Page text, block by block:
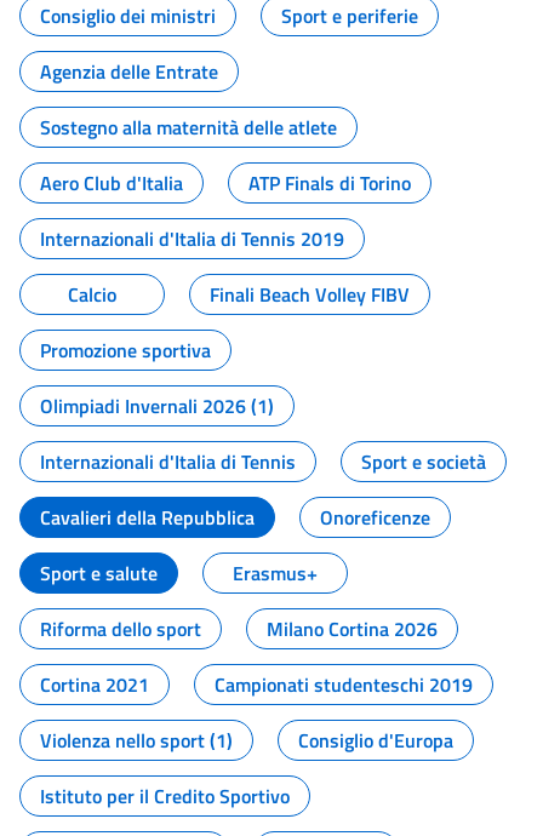
Consiglio dei ministri
Sport e periferie
Agenzia delle Entrate
Sostegno alla maternità delle atlete
Aero Club d'Italia
ATP Finals di Torino
Internazionali d'Italia di Tennis 2019
Calcio
Finali Beach Volley FIBV
Promozione sportiva
Olimpiadi Invernali 2026 (1)
Internazionali d'Italia di Tennis
Sport e società
Cavalieri della Repubblica
Onoreficenze
Sport e salute
Erasmus+
Riforma dello sport
Milano Cortina 2026
Cortina 2021
Campionati studenteschi 2019
Violenza nello sport (1)
Consiglio d'Europa
Istituto per il Credito Sportivo